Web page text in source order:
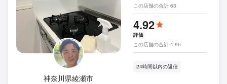
神奈川県綾瀬市
この店舗の合計 63
4.92
評価
この店舗の合計 4.95
24時間以内の返信